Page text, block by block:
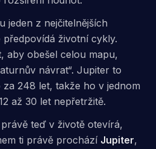
jeden z nejčitelnějších
životní cykly.
aby obešel celou mapu,
návrat“. Jupiter to
za 248 let, takže ho v jednom
až 30 let nepřetržitě.
teď v životě otevírá,
ti právě prochází Jupiter,